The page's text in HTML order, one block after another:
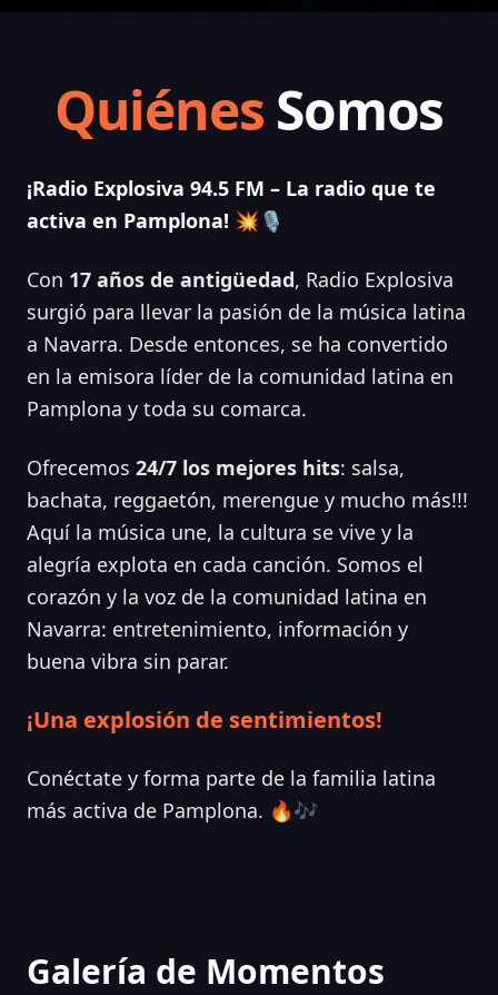
Quiénes Somos
¡Radio Explosiva 94.5 FM – La radio que te
activa en Pamplona! 💥🎙️
Con 17 años de antigüedad, Radio Explosiva
surgió para llevar la pasión de la música latina
a Navarra. Desde entonces, se ha convertido
en la emisora líder de la comunidad latina en
Pamplona y toda su comarca.
Ofrecemos 24/7 los mejores hits: salsa,
bachata, reggaetón, merengue y mucho más!!!
Aquí la música une, la cultura se vive y la
alegría explota en cada canción. Somos el
corazón y la voz de la comunidad latina en
Navarra: entretenimiento, información y
buena vibra sin parar.
¡Una explosión de sentimientos!
Conéctate y forma parte de la familia latina
más activa de Pamplona. 🔥🎶
Galería de Momentos